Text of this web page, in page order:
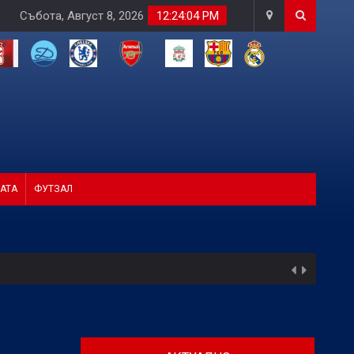
12:24:05 PM
Събота, Август 8, 2026
ФУТЗАЛ